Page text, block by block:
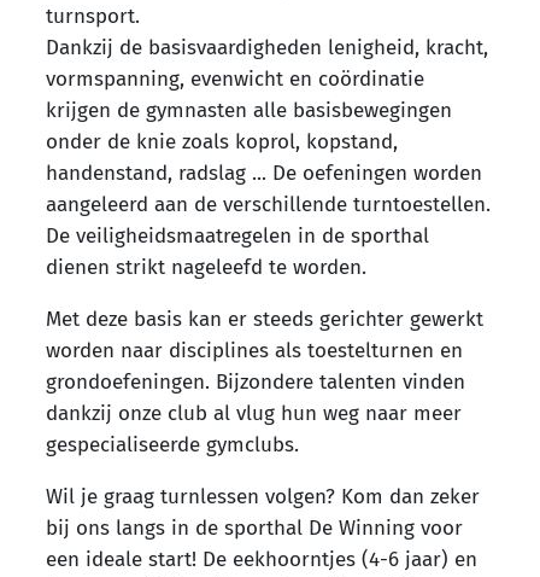
turnsport.
Dankzij de basisvaardigheden lenigheid, kracht,
vormspanning, evenwicht en coördinatie
krijgen de gymnasten alle basisbewegingen
onder de knie zoals koprol, kopstand,
handenstand, radslag ... De oefeningen worden
aangeleerd aan de verschillende turntoestellen.
De veiligheidsmaatregelen in de sporthal
dienen strikt nageleefd te worden.
Met deze basis kan er steeds gerichter gewerkt
worden naar disciplines als toestelturnen en
grondoefeningen. Bijzondere talenten vinden
dankzij onze club al vlug hun weg naar meer
gespecialiseerde gymclubs.
Wil je graag turnlessen volgen? Kom dan zeker
bij ons langs in de sporthal De Winning voor
een ideale start! De eekhoorntjes (4-6 jaar) en